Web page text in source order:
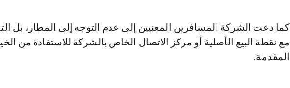
كما دعت الشركة المسافرين المعنيين إلى عدم التوجه إلى المطار، بل
مع نقطة البيع الأصلية أو مركز الاتصال الخاص بالشركة للاستفادة من
المقدمة.